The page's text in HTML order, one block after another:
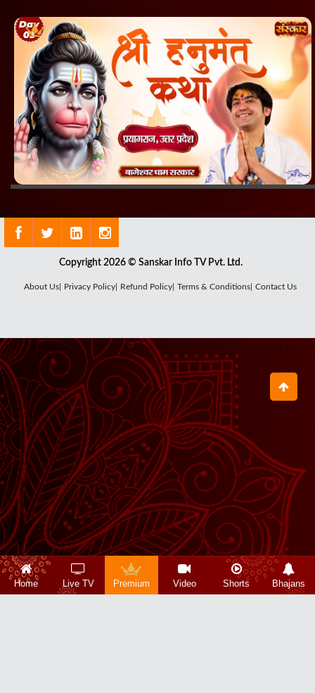
Copyright 2026 © Sanskar Info TV Pvt. Ltd.
About Us| Privacy Policy| Refund Policy| Terms & Conditions| Contact Us
Home Live TV Premium Video Shorts Bhajans